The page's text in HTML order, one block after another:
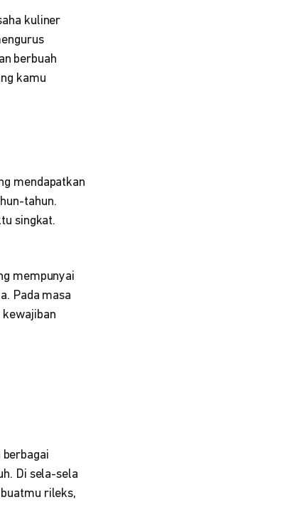
kuliner
berbuah
kamu
mendapatkan
tahun.
singkat.
mempunyai
Pada masa
kewajiban
berbagai
Di sela-sela
rileks,